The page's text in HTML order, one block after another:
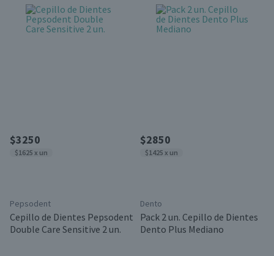
$3250
$1625 x un
Pepsodent
Cepillo de Dientes Pepsodent
Double Care Sensitive 2 un.
$2850
$1425 x un
Dento
Pack 2 un. Cepillo de Dientes
Dento Plus Mediano